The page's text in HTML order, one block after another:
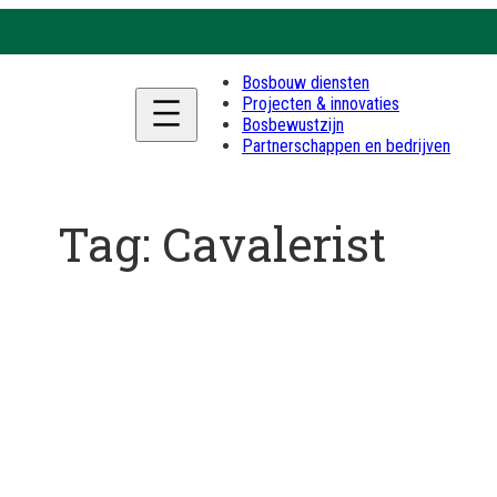
Bosbouw diensten
Projecten & innovaties
Bosbewustzijn
Partnerschappen en bedrijven
Tag: Cavalerist